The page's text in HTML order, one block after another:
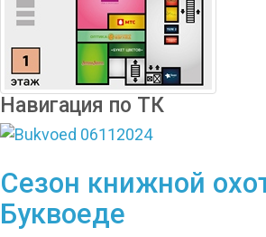
Навигация по ТК
Сезон книжной
Буквоеде